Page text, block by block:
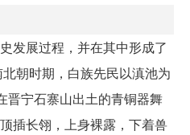
发展过程，并在其中形成了
朝时期，白族先民以滇池为
晋宁石寨山出土的青铜器舞
插长翎，上身裸露，下着兽